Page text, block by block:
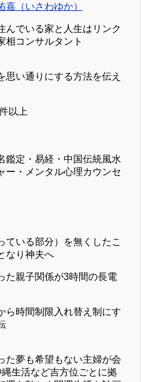
嘉（いさわゆか）
んでいる家と人生はリンク
相コンサルタント
思い通りにする方法を伝え
以上
鑑定・易経・中国伝統風水
ー・メンタル心理カウンセ
ている部分）を無くしたこ
なり神夫へ
た親子関係が3時間の長電
ら時間制限入れ替え制にす
た夢も希望もない主婦が会
生活など吉方位ごとに拠